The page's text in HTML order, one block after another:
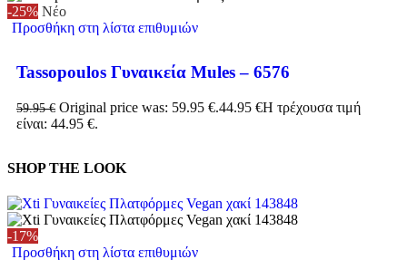
-25% Νέο
Προσθήκη στη λίστα επιθυμιών
Tassopoulos Γυναικεία Mules – 6576
59.95€ Original price was: 59.95 €.44.95 €Η τρέχουσα τιμή
είναι: 44.95 €.
SHOP THE LOOK
-17%
Προσθήκη στη λίστα επιθυμιών